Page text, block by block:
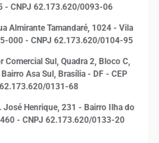
- CNPJ 62.173.620/0093-06
Almirante Tamandaré, 1024 - Vila
000 - CNPJ 62.173.620/0104-95
Comercial Sul, Quadra 2, Bloco C,
Asa Sul, Brasília - DF - CEP
0131-68
José Henrique, 231 - Bairro Ilha do
- CNPJ 62.173.620/0133-20